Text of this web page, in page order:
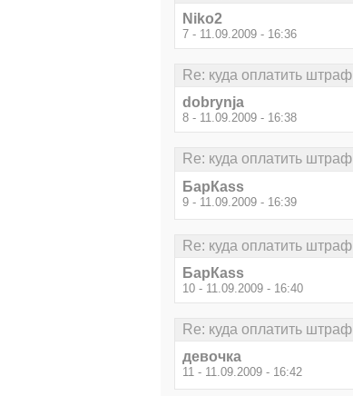
Niko2
7 - 11.09.2009 - 16:36
Re: куда оплатить штраф
dobrynja
8 - 11.09.2009 - 16:38
Re: куда оплатить штраф
БарКаss
9 - 11.09.2009 - 16:39
Re: куда оплатить штраф
БарКаss
10 - 11.09.2009 - 16:40
Re: куда оплатить штраф
девочка
11 - 11.09.2009 - 16:42